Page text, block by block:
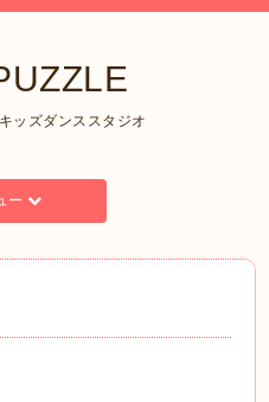
ズダンススタジオ
ー